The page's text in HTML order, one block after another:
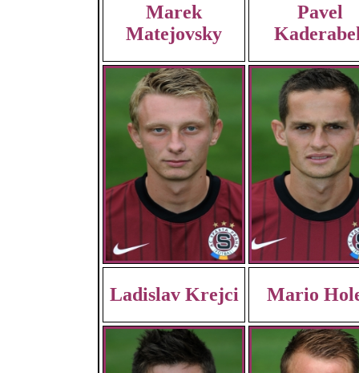
Marek
Matejovsky
Pavel
Ladislav Krejci Mario